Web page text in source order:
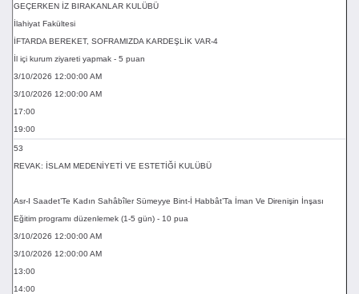
GEÇERKEN İZ BIRAKANLAR KULÜBÜ
İlahiyat Fakültesi
İFTARDA BEREKET, SOFRAMIZDA KARDEŞLİK VAR-4
İl içi kurum ziyareti yapmak - 5 puan
3/10/2026 12:00:00 AM
3/10/2026 12:00:00 AM
17:00
19:00
53
REVAK: İSLAM MEDENİYETİ VE ESTETİĞİ KULÜBÜ
Asr-I Saadet’Te Kadın Sahâbîler Sümeyye Bint-İ Habbât’Ta İman Ve Direnişin İnşası
Eğitim programı düzenlemek (1-5 gün) - 10 pua
3/10/2026 12:00:00 AM
3/10/2026 12:00:00 AM
13:00
14:00